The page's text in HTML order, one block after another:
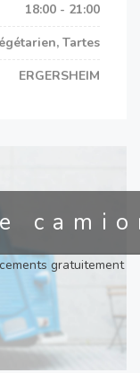
18:00 - 21:00
Tartes
ERGERSHEIM
gratuitement